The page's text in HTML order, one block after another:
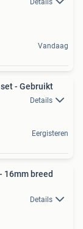
Details
Vandaag
- Gebruikt
Details
Eergisteren
16mm breed
Details